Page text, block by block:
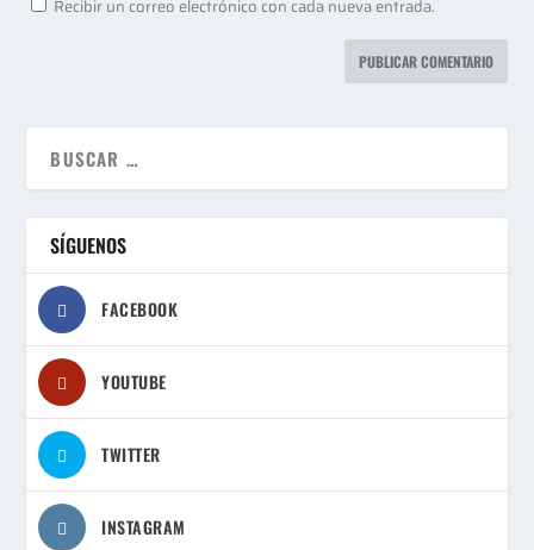
Recibir un correo electrónico con cada nueva entrada.
SÍGUENOS
FACEBOOK
YOUTUBE
TWITTER
INSTAGRAM